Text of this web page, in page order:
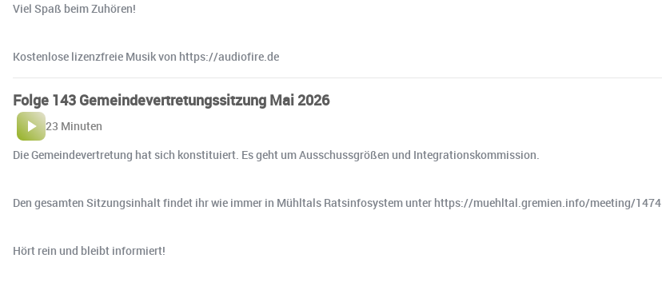
Viel Spaß beim Zuhören!
Kostenlose lizenzfreie Musik von https://audiofire.de
Folge 143 Gemeindevertretungssitzung Mai 2026
23 Minuten
Die Gemeindevertretung hat sich konstituiert. Es geht um Ausschussgrößen und Integrationskommission.
Den gesamten Sitzungsinhalt findet ihr wie immer in Mühltals Ratsinfosystem unter https://muehltal.gremien.info/meeting/1474
Hört rein und bleibt informiert!